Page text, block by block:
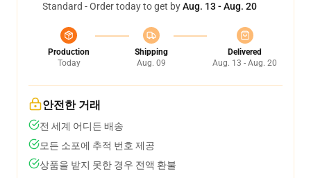
Standard - Order today to get byAug. 13 - Aug. 20
Production
Today
Shipping
Aug. 09
Delivered
Aug. 13 - Aug. 20
안전한 거래
전 세계 어디든 배송
모든 소포에 추적 번호 제공
상품을 받지 못한 경우 전액 환불